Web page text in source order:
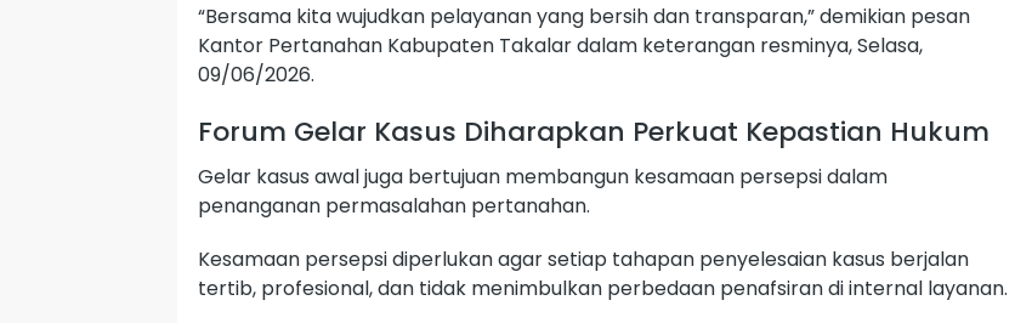
“Bersama kita wujudkan pelayanan yang bersih dan transparan,” demikian pesan
Kantor Pertanahan Kabupaten Takalar dalam keterangan resminya, Selasa,
09/06/2026.
Forum Gelar Kasus Diharapkan Perkuat Kepastian Hukum
Gelar kasus awal juga bertujuan membangun kesamaan persepsi dalam
penanganan permasalahan pertanahan.
Kesamaan persepsi diperlukan agar setiap tahapan penyelesaian kasus berjalan
tertib, profesional, dan tidak menimbulkan perbedaan penafsiran di internal layanan.